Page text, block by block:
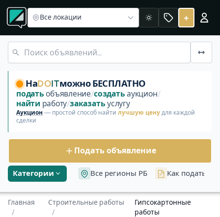
Услуга: Гипсокартонные работы
Гипсокартонные работы — услуги и сервисы в
Все локации Светлая +
Категории Все регионы РБ Как подать
НаDOITможно БЕСПЛАТНО
подать объявление/создать аукцион/
найти работу/заказать услугу
Аукцион — простой способ найти лучшую цену для каждой
сделки
Подать объявление
Главная
/
Строительные работы
/
Гипсокартонные
работы